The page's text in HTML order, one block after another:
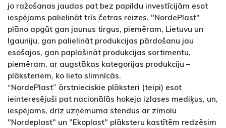
jo ražošanas jaudas pat bez papildu investīcijām esot
iespējams palielināt trīs četras reizes. "NordePlast"
plāno apgūt gan jaunus tirgus, piemēram, Lietuvu un
Igauniju, gan palielināt produkcijas pārdošanu jau
esošajos, gan paplašināt produkcijas sortimentu,
piemēram, ar augstākas kategorijas produkciju –
plāksteriem, ko lieto slimnīcās.
“NordePlast” ārstnieciskie plāksteri (teipi) esot
ieinteresējuši pat nacionālās hokeja izlases mediķus, un,
iespējams, drīz uzņēmuma stendus ar zīmolu
"Nordeplast" un "Ekoplast" plāksteru kastītēm redzēsim